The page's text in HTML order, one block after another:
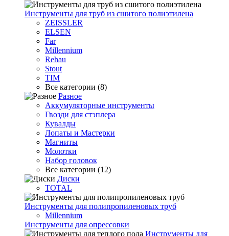
Инструменты для труб из сшитого полиэтилена
ZEISSLER
ELSEN
Far
Millennium
Rehau
Stout
TIM
Все категории (8)
Разное
Аккумуляторные инструменты
Гвозди для стэплера
Кувалды
Лопаты и Мастерки
Магниты
Молотки
Набор головок
Все категории (12)
Диски
TOTAL
Инструменты для полипропиленовых труб
Millennium
Инструменты для опрессовки
Инструменты для